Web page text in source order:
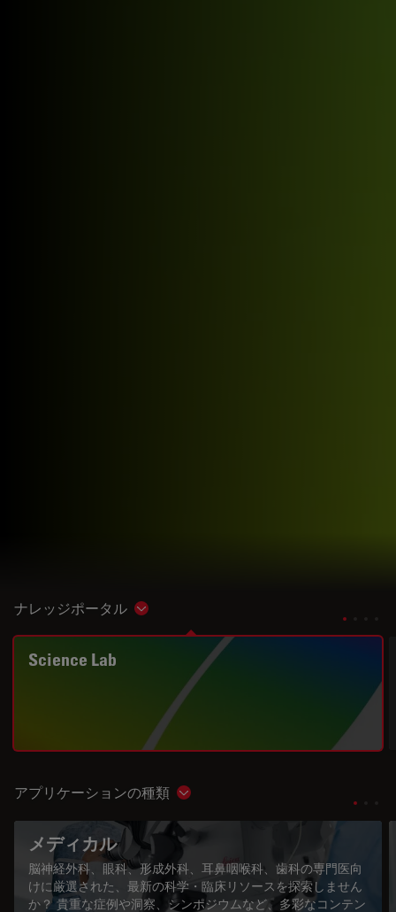
ナレッジポータル Show subnavigation
Science Lab
アプリケーションの種類 Show subnavigation
メディカル
脳神経外科、眼科、形成外科、耳鼻咽喉科、歯科の専門医向
けに厳選された、最新の科学・臨床リソースを探索しません
か？ 貴重な症例や洞察、シンポジウムなど、多彩なコンテン